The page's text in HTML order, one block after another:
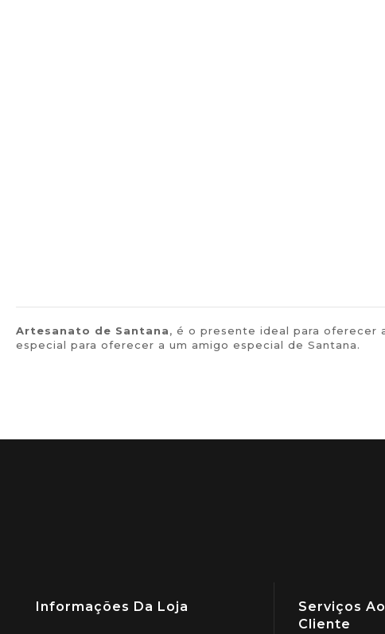
Artesanato de Santana, é o presente ideal para oferecer
especial para oferecer a um amigo especial de Santana.
Informações Da Loja
Serviços Ao
Cliente